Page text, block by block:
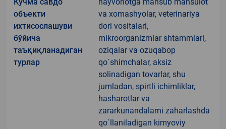
объекти
ихтисослашуви
бўйича
таъқиқланадиган
турлар
va xomashyolar, veterinariya
dori vositalari,
mikroorganizmlar shtammlari,
oziqalar va ozuqabop
qo`shimchalar, aksiz
solinadigan tovarlar, shu
jumladan, spirtli ichimliklar,
hasharotlar va
zararkunandalarni zaharlashda
qo`llaniladigan kimyoviy